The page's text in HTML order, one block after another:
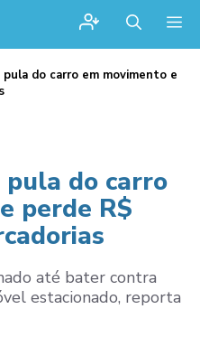
do carro em movimento e
do carro
perde R$
até bater contra
estacionado, reporta